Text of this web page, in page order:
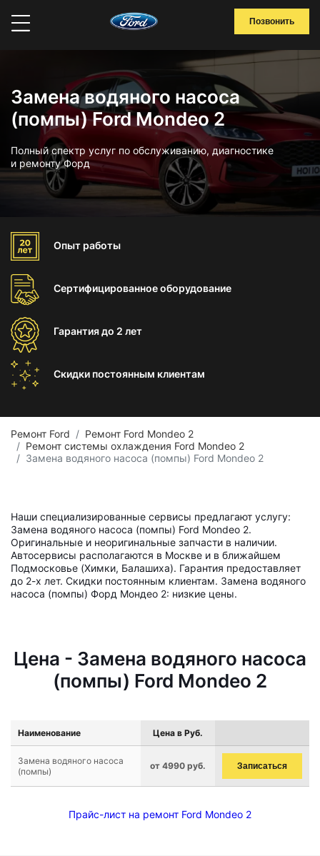
Позвонить
Замена водяного насоса
(помпы) Ford Mondeo 2
Полный спектр услуг по обслуживанию, диагностике
и ремонту Форд
Опыт работы
Сертифицированноеоборудование
Гарантиядо 2 лет
Скидки постоянным клиентам
Ремонт Ford
Ремонт Ford Mondeo 2
Ремонт системы охлаждения Ford Mondeo 2
Замена водяного насоса (помпы) Ford Mondeo 2
Наши специализированные сервисы предлагают услугу:
Замена водяного насоса (помпы) Ford Mondeo 2.
Оригинальные и неоригинальные запчасти в наличии.
Автосервисы располагаются в Москве и в ближайшем
Подмосковье (Химки, Балашиха). Гарантия предоставляет
до 2-х лет. Скидки постоянным клиентам. Замена водяного
насоса (помпы) Форд Мондео 2: низкие цены.
Цена - Замена водяного насоса
(помпы) Ford Mondeo 2
Наименование Цена в Руб.
Замена водяного насоса
(помпы)
от 4990 руб. Записаться
Прайс-лист на ремонт Ford Mondeo 2